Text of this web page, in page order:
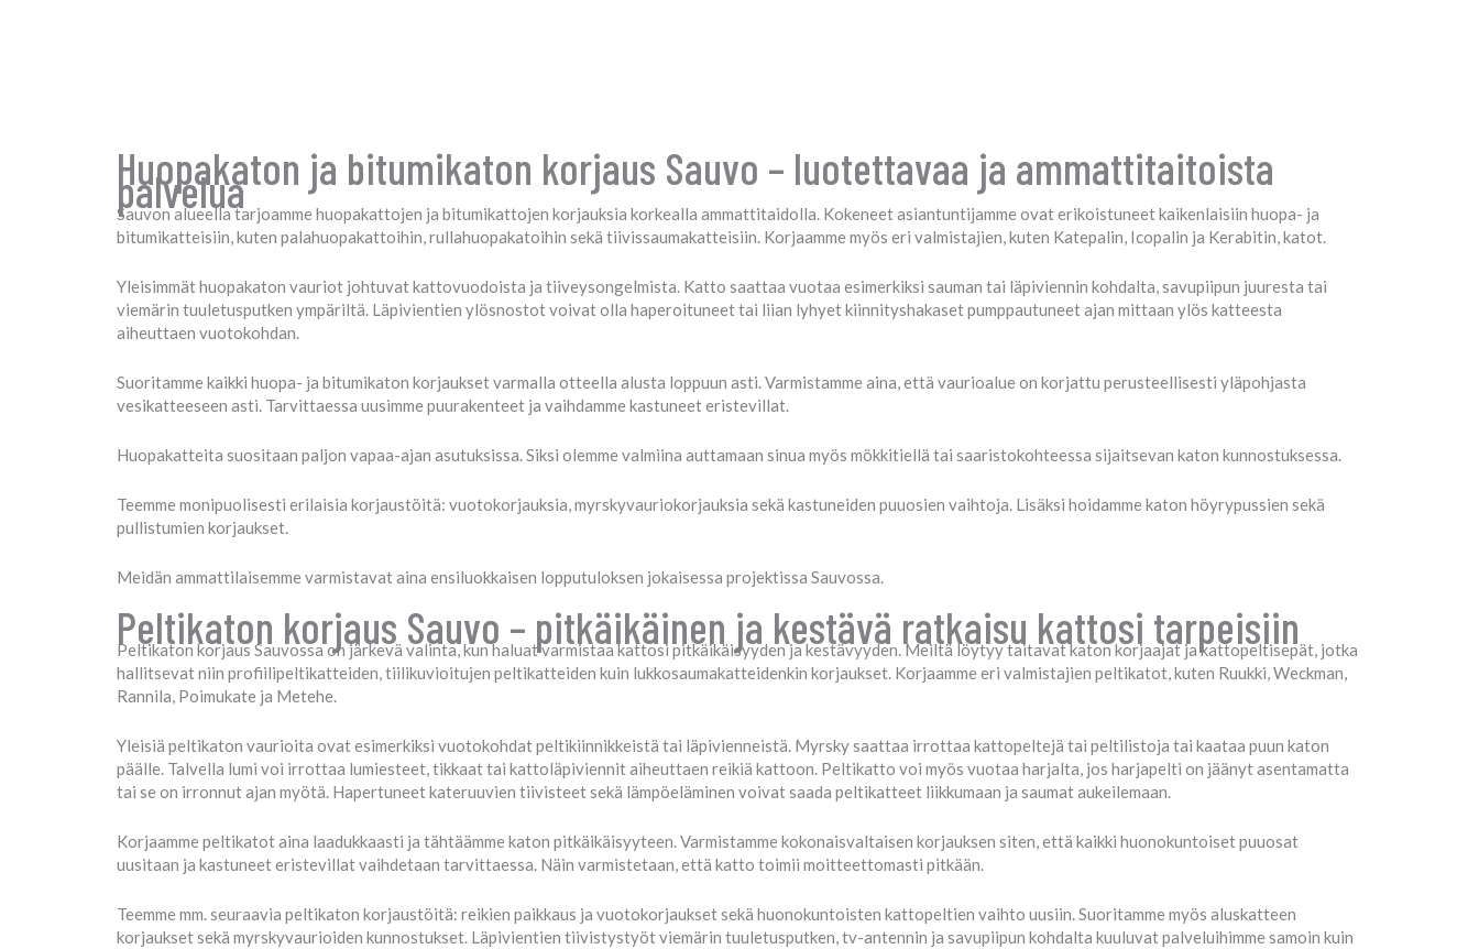
Huopakaton ja bitumikaton korjaus Sauvo – luotettavaa ja ammattitaitoista
palvelua
Sauvon alueella tarjoamme huopakattojen ja bitumikattojen korjauksia korkealla ammattitaidolla. Kokeneet asiantuntijamme ovat erikoistuneet kaikenlaisiin huopa- ja
bitumikatteisiin, kuten palahuopakattoihin, rullahuopakatoihin sekä tiivissaumakatteisiin. Korjaamme myös eri valmistajien, kuten Katepalin, Icopalin ja Kerabitin, katot.
Yleisimmät huopakaton vauriot johtuvat kattovuodoista ja tiiveysongelmista. Katto saattaa vuotaa esimerkiksi sauman tai läpiviennin kohdalta, savupiipun juuresta tai
viemärin tuuletusputken ympäriltä. Läpivientien ylösnostot voivat olla haperoituneet tai liian lyhyet kiinnityshakaset pumppautuneet ajan mittaan ylös katteesta
aiheuttaen vuotokohdan.
Suoritamme kaikki huopa- ja bitumikaton korjaukset varmalla otteella alusta loppuun asti. Varmistamme aina, että vaurioalue on korjattu perusteellisesti yläpohjasta
vesikatteeseen asti. Tarvittaessa uusimme puurakenteet ja vaihdamme kastuneet eristevillat.
Huopakatteita suositaan paljon vapaa-ajan asutuksissa. Siksi olemme valmiina auttamaan sinua myös mökkitiellä tai saaristokohteessa sijaitsevan katon kunnostuksessa.
Teemme monipuolisesti erilaisia korjaustöitä: vuotokorjauksia, myrskyvauriokorjauksia sekä kastuneiden puuosien vaihtoja. Lisäksi hoidamme katon höyrypussien sekä
pullistumien korjaukset.
Meidän ammattilaisemme varmistavat aina ensiluokkaisen lopputuloksen jokaisessa projektissa Sauvossa.
Peltikaton korjaus Sauvo – pitkäikäinen ja kestävä ratkaisu kattosi tarpeisiin
Peltikaton korjaus Sauvossa on järkevä valinta, kun haluat varmistaa kattosi pitkäikäisyyden ja kestävyyden. Meiltä löytyy taitavat katon korjaajat ja kattopeltisepät, jotka
hallitsevat niin profiilipeltikatteiden, tiilikuvioitujen peltikatteiden kuin lukkosaumakatteidenkin korjaukset. Korjaamme eri valmistajien peltikatot, kuten Ruukki, Weckman,
Rannila, Poimukate ja Metehe.
Yleisiä peltikaton vaurioita ovat esimerkiksi vuotokohdat peltikiinnikkeistä tai läpivienneistä. Myrsky saattaa irrottaa kattopeltejä tai peltilistoja tai kaataa puun katon
päälle. Talvella lumi voi irrottaa lumiesteet, tikkaat tai kattoläpiviennit aiheuttaen reikiä kattoon. Peltikatto voi myös vuotaa harjalta, jos harjapelti on jäänyt asentamatta
tai se on irronnut ajan myötä. Hapertuneet kateruuvien tiivisteet sekä lämpöeläminen voivat saada peltikatteet liikkumaan ja saumat aukeilemaan.
Korjaamme peltikatot aina laadukkaasti ja tähtäämme katon pitkäikäisyyteen. Varmistamme kokonaisvaltaisen korjauksen siten, että kaikki huonokuntoiset puuosat
uusitaan ja kastuneet eristevillat vaihdetaan tarvittaessa. Näin varmistetaan, että katto toimii moitteettomasti pitkään.
Teemme mm. seuraavia peltikaton korjaustöitä: reikien paikkaus ja vuotokorjaukset sekä huonokuntoisten kattopeltien vaihto uusiin. Suoritamme myös aluskatteen
korjaukset sekä myrskyvaurioiden kunnostukset. Läpivientien tiivistystyöt viemärin tuuletusputken, tv-antennin ja savupiipun kohdalta kuuluvat palveluihimme samoin kuin